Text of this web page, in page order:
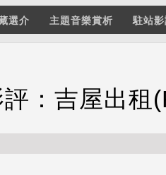
選介 主題音樂賞析 駐站
評：吉屋出租